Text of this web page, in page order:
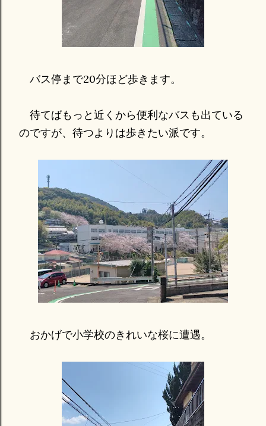
バス停まで20分ほど歩きます。
待てばもっと近くから便利なバスも出ている
のですが、待つよりは歩きたい派です。
おかげで小学校のきれいな桜に遭遇。